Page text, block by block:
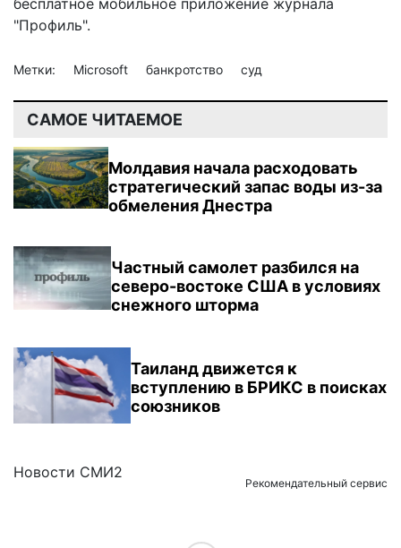
"Профиль".
Метки: Microsoft банкротство суд
САМОЕ ЧИТАЕМОЕ
Молдавия начала расходовать
стратегический запас воды из-за
обмеления Днестра
Частный самолет разбился на
северо-востоке США в условиях
снежного шторма
Таиланд движется к
вступлению в БРИКС в поисках
союзников
Новости СМИ2
Рекомендательный сервис